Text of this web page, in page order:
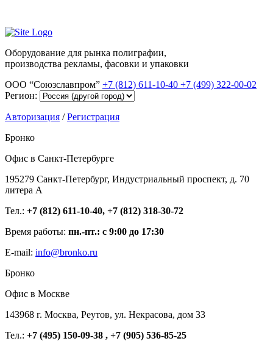
Оборудование для рынка полиграфии,
производства рекламы, фасовки и упаковки
ООО “Союзславпром” +7 (812) 611-10-40 +7 (499) 322-00-02
Регион:
Авторизация /Регистрация
Бронко
Офис в Санкт-Петербурге
195279 Санкт-Петербург, Индустриальный проспект, д. 70
литера А
Тел.: +7 (812) 611-10-40, +7 (812) 318-30-72
Время работы: пн.-пт.: с 9:00 до 17:30
E-mail: info@bronko.ru
Бронко
Офис в Москве
143968 г. Москва, Реутов, ул. Некрасова, дом 33
Тел.: +7 (495) 150-09-38 , +7 (905) 536-85-25